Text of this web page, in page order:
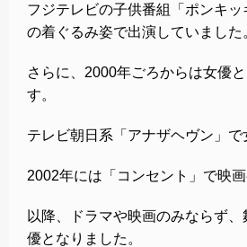
フジテレビの子供番組「ポンキ
の着ぐるみ姿で出演していました
さらに、2000年ごろからは女優
す。
テレビ朝日系「アナザヘヴン」で
2002年には「コンセント」で映画
以降、ドラマや映画のみならず
優となりました。